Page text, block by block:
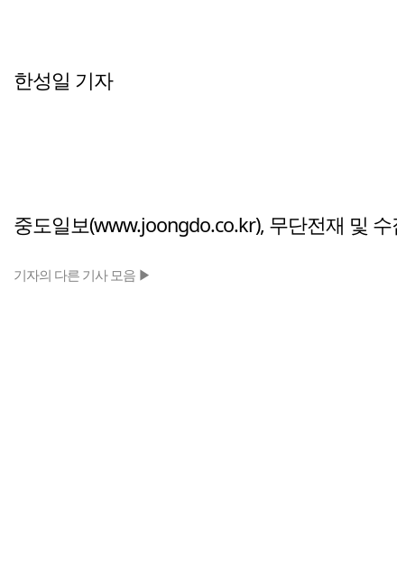
한성일 기자
중도일보(www.joongdo.co.kr), 무단전재 및
기자의 다른 기사 모음 ▶